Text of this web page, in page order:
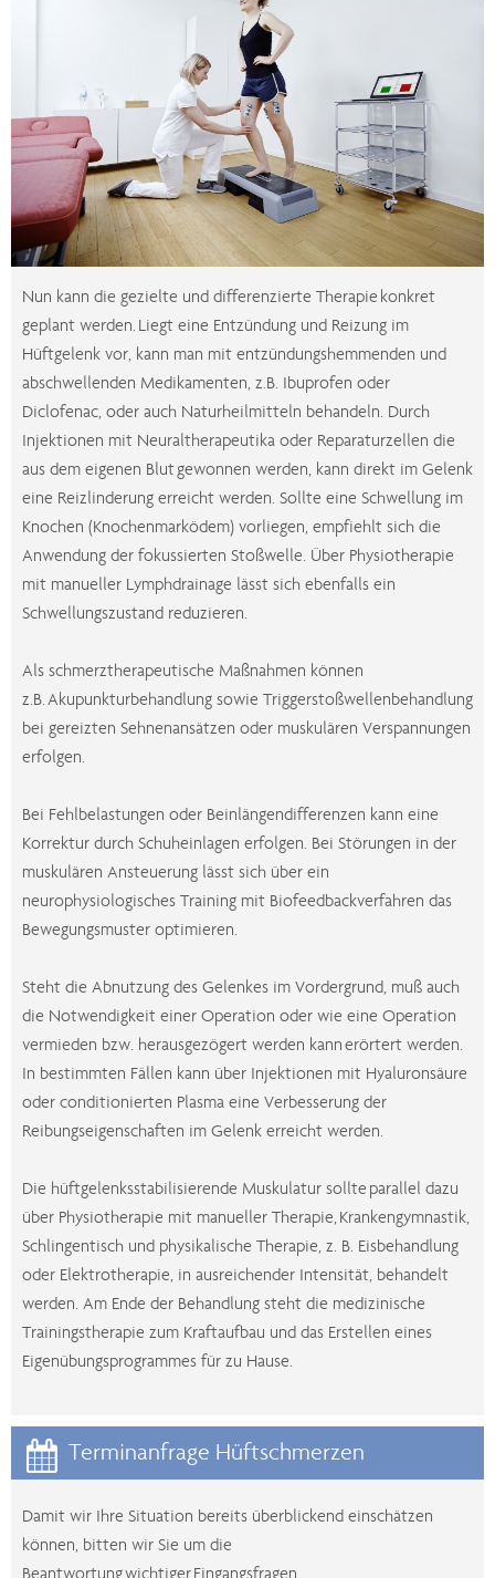
Nun kann die gezielte und differenzierte Therapie konkret
geplant werden. Liegt eine Entzündung und Reizung im
Hüftgelenk vor, kann man mit entzündungshemmenden und
abschwellenden Medikamenten, z.B. Ibuprofen oder
Diclofenac, oder auch Naturheilmitteln behandeln. Durch
Injektionen mit Neuraltherapeutika oder Reparaturzellen die
aus dem eigenen Blut gewonnen werden, kann direkt im Gelenk
eine Reizlinderung erreicht werden. Sollte eine Schwellung im
Knochen (Knochenmarködem) vorliegen, empfiehlt sich die
Anwendung der fokussierten Stoßwelle. Über Physiotherapie
mit manueller Lymphdrainage lässt sich ebenfalls ein
Schwellungszustand reduzieren.
Als schmerztherapeutische Maßnahmen können
z.B. Akupunkturbehandlung sowie Triggerstoßwellenbehandlung
bei gereizten Sehnenansätzen oder muskulären Verspannungen
erfolgen.
Bei Fehlbelastungen oder Beinlängendifferenzen kann eine
Korrektur durch Schuheinlagen erfolgen. Bei Störungen in der
muskulären Ansteuerung lässt sich über ein
neurophysiologisches Training mit Biofeedbackverfahren das
Bewegungsmuster optimieren.
Steht die Abnutzung des Gelenkes im Vordergrund, muß auch
die Notwendigkeit einer Operation oder wie eine Operation
vermieden bzw. herausgezögert werden kann erörtert werden.
In bestimmten Fällen kann über Injektionen mit Hyaluronsäure
oder conditionierten Plasma eine Verbesserung der
Reibungseigenschaften im Gelenk erreicht werden.
Die hüftgelenksstabilisierende Muskulatur sollte parallel dazu
über Physiotherapie mit manueller Therapie, Krankengymnastik,
Schlingentisch und physikalische Therapie, z. B. Eisbehandlung
oder Elektrotherapie, in ausreichender Intensität, behandelt
werden. Am Ende der Behandlung steht die medizinische
Trainingstherapie zum Kraftaufbau und das Erstellen eines
Eigenübungsprogrammes für zu Hause.
 Terminanfrage Hüftschmerzen
Damit wir Ihre Situation bereits überblickend einschätzen
können, bitten wir Sie um die
Beantwortung wichtiger Eingangsfragen.